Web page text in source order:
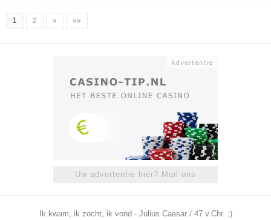
1 2 » »»
Uw advertentie hier? Mail ons
Ik kwam, ik zocht, ik vond - Julius Caesar / 47 v.Chr. ;)